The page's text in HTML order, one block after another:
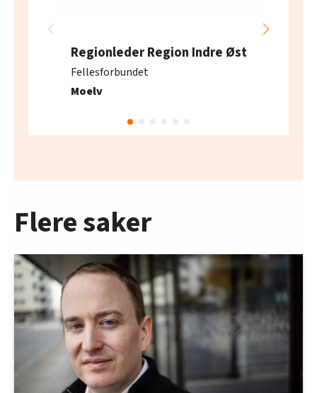
Regionleder Region Indre Øst
Fellesforbundet
Moelv
Flere saker